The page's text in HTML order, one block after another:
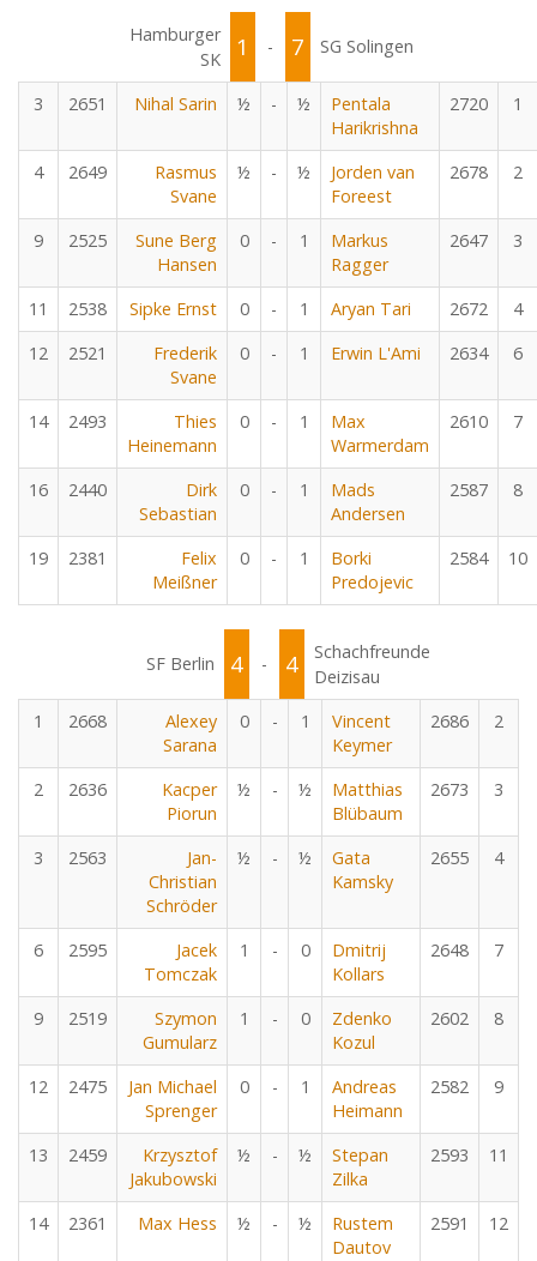
Hamburger
SK
1 - 7 SG Solingen
3 2651 Nihal Sarin ½ - ½
Pentala
Harikrishna
2720 1
4 2649
Rasmus
Svane
½ - ½
Jorden van
Foreest
2678 2
9 2525
Sune Berg
Hansen
0 - 1
Markus
Ragger
2647 3
11 2538 Sipke Ernst 0 - 1 Aryan Tari 2672
4
12
2521
Frederik
Svane
0 - 1 Erwin L'Ami 2634 6
14 2493
Thies
Heinemann
0 - 1
Max
Warmerdam
2610 7
16 2440
Dirk
Sebastian
0 - 1
Mads
Andersen
2587 8
19 2381
Felix
Meißner
0 - 1
Borki
Predojevic
2584 10
SF Berlin 4 - 4
Schachfreunde
Deizisau
1
2668
Alexey
Sarana
0 - 1
Vincent
Keymer
2686 2
2 2636
Kacper
Piorun
½ - ½
Matthias
Blübaum
2673 3
3 2563
Jan-
Christian
Schröder
½ - ½
Gata
Kamsky
2655 4
6 2595
Jacek
Tomczak
1 - 0
Dmitrij
Kollars
2648 7
9 2519
Szymon
Gumularz
1 - 0
Zdenko
Kozul
2602 8
12 2475
Jan Michael
Sprenger
0 - 1
Andreas
Heimann
2582 9
13 2459
Krzysztof
Jakubowski
½ - ½
Stepan
Zilka
2593 11
14 2361 Max Hess ½ - ½
Rustem
Dautov
2591 12